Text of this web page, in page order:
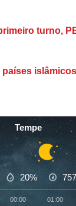
turno,
Tempe
20% 757
00:00 01:00